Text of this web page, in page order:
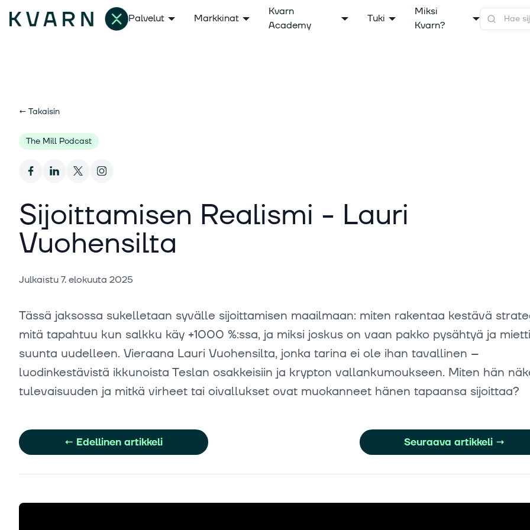
Palvelut Markkinat
Kvarn
Academy
Tuki
Miksi
Kvarn?
← Takaisin
The Mill Podcast
Sijoittamisen Realismi - Lauri
Vuohensilta
Julkaistu7. elokuuta 2025
Tässä jaksossa sukelletaan syvälle sijoittamisen maailmaan: miten rakentaa kestävä
mitä tapahtuu kun salkku käy +1000 %:ssa, ja miksi joskus on vaan pakko pysähtyä ja
suunta uudelleen. Vieraana Lauri Vuohensilta, jonka tarina ei ole ihan tavallinen –
luodinkestävistä ikkunoista Teslan osakkeisiin ja krypton vallankumoukseen. Miten hän
tulevaisuuden ja mitkä virheet tai oivallukset ovat muokanneet hänen tapaansa sijoittaa?
← Edellinen artikkeli Seuraava artikkeli →